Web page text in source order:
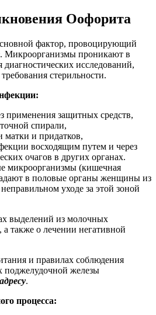
Оофорита
фактор, провоцирующий
Микроорганизмы проникают в
исследований,
стерильности.
применения защитных средств,
спирали,
матки и придатков,
восходящим путем и через
очагов в других органах.
микроорганизмы (кишечная
в половые органы женщины из
уходе за этой зоной
выделений из молочных
также о лечении негативной
и правилах соблюдения
поджелудочной железы
адресу.
процесса: